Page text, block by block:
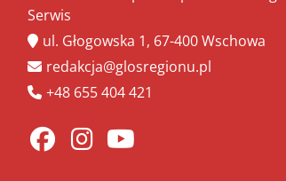
Serwis
ul. Głogowska 1, 67-400 Wschowa
redakcja@glosregionu.pl
+48 655 404 421